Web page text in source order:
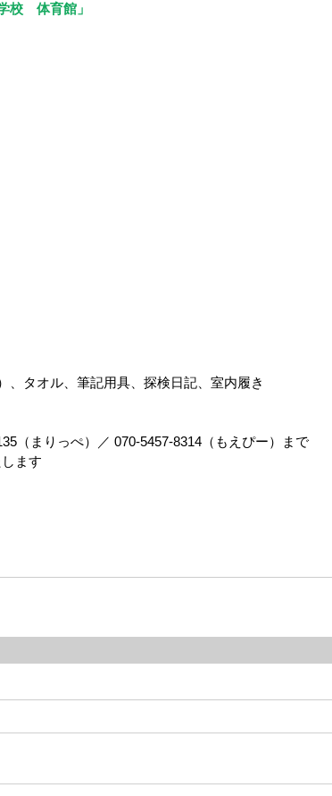
校　体育館」
、タオル、筆記用具、探検日記、室内履き
（まりっぺ）／ 070-5457-8314（もえぴー）まで
す